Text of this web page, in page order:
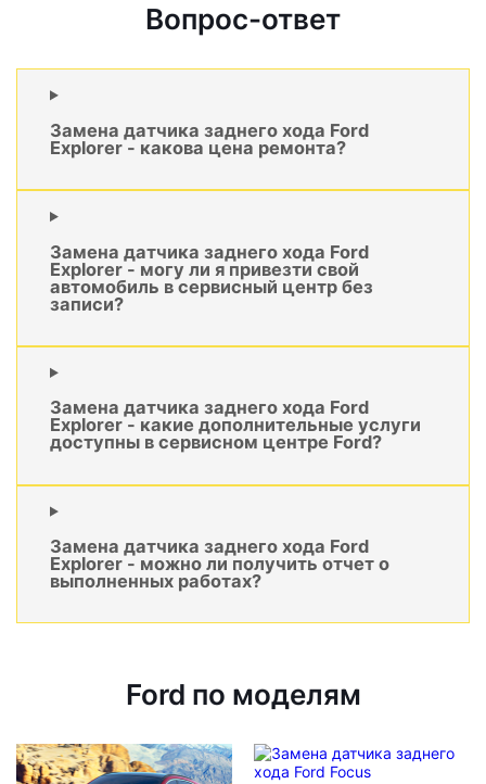
Вопрос-ответ
Замена датчика заднего хода Ford
Explorer - какова цена ремонта?
Замена датчика заднего хода Ford
Explorer - могу ли я привезти свой
автомобиль в сервисный центр без
записи?
Замена датчика заднего хода Ford
Explorer - какие дополнительные услуги
доступны в сервисном центре Ford?
Замена датчика заднего хода Ford
Explorer - можно ли получить отчет о
выполненных работах?
Ford по моделям